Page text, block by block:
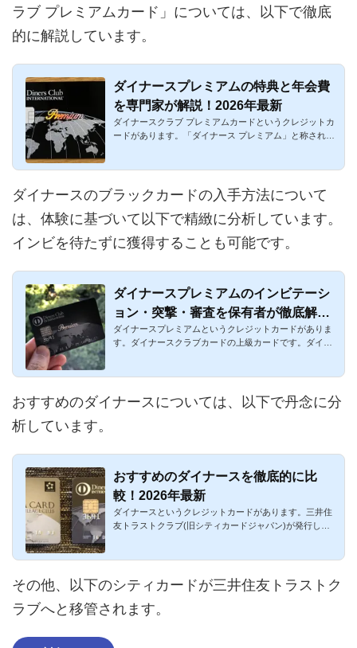
ラブ プレミアムカード」については、以下で徹底
的に解説しています。
ダイナースプレミアムの特典と年会費
を専門家が解説！2026年最新
ダイナースクラブ プレミアムカードというクレジットカ
ードがあります。「ダイナース プレミアム」と称されて
ダイナースのブラックカードの入手方法について
は、体験に基づいて以下で精緻に分析しています。
インビを待たずに獲得することも可能です。
ダイナースプレミアムのインビテーシ
ョン・突撃・審査を保有者が徹底解
説！2026年最新
ダイナースプレミアムというクレジットカードがありま
す。ダイナースクラブカードの上級カードです。ダイナ
おすすめのダイナースについては、以下で丹念に分
析しています。
おすすめのダイナースを徹底的に比
較！2026年最新
ダイナースというクレジットカードがあります。三井住
友トラストクラブ(旧シティカードジャパン)が発行して
その他、以下のシティカードが三井住友トラストク
ラブへと移管されます。